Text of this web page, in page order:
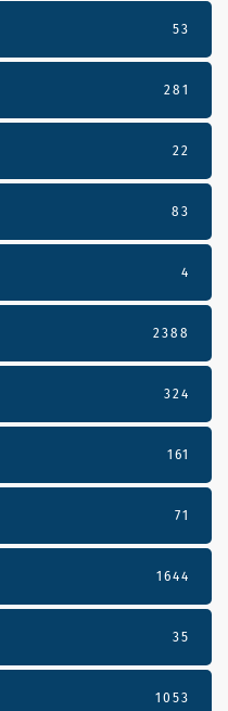
53
281
22
83
4
2388
324
161
71
1644
35
1053